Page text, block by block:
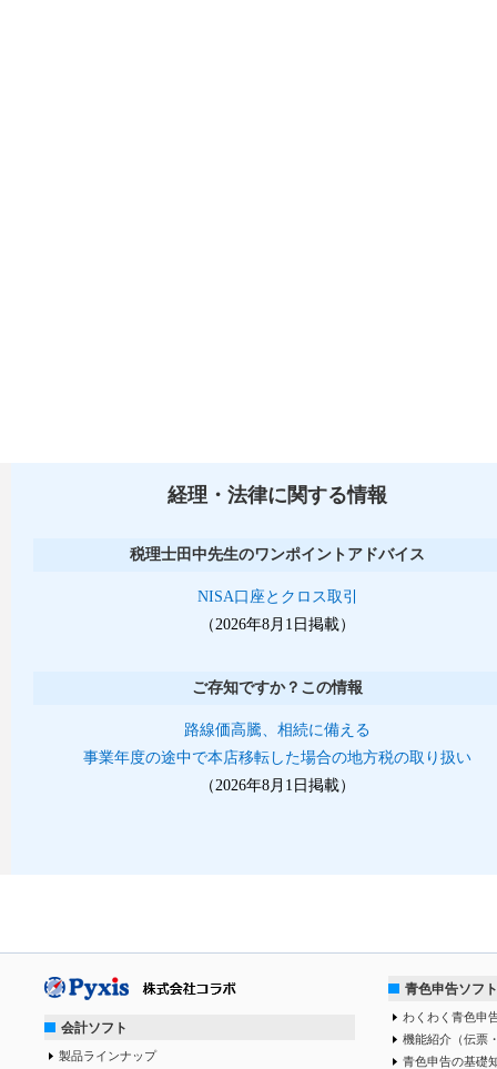
経理・法律に関する情報
税理士田中先生のワンポイントアドバイス
NISA口座とクロス取引
（2026年8月1日掲載）
ご存知ですか？この情報
路線価高騰、相続に備える
事業年度の途中で本店移転した場合の地方税の取り扱い
（2026年8月1日掲載）
会計ソフト
製品ラインナップ
青色申告ソフト
わくわく青色申
機能紹介（伝票
青色申告の基礎